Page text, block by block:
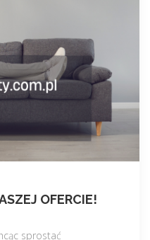
OFERCIE!
sprostać